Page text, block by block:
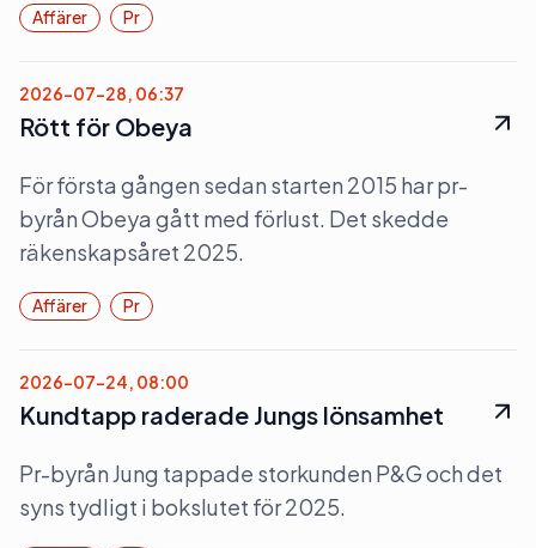
Affärer Pr
2026-07-28, 06:37
Rött för Obeya
För första gången sedan starten 2015 har pr-
byrån Obeya gått med förlust. Det skedde
räkenskapsåret 2025.
Affärer Pr
2026-07-24, 08:00
Kundtapp raderade Jungs lönsamhet
Pr-byrån Jung tappade storkunden P&G och det
syns tydligt i bokslutet för 2025.